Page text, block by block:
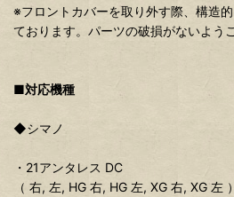
※フロントカバーを取り外す際、構造
ております。パーツの破損がないよう
■対応機種
◆シマノ
・21アンタレス DC
（ 右, 左, HG 右, HG 左, XG 右, XG 左 ）